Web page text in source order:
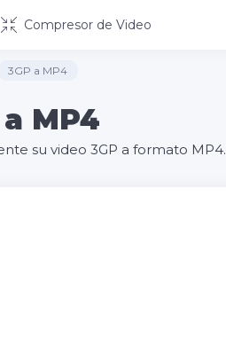
Compresor de Video
3GP a MP4
MP4
su video 3GP a formato MP4.